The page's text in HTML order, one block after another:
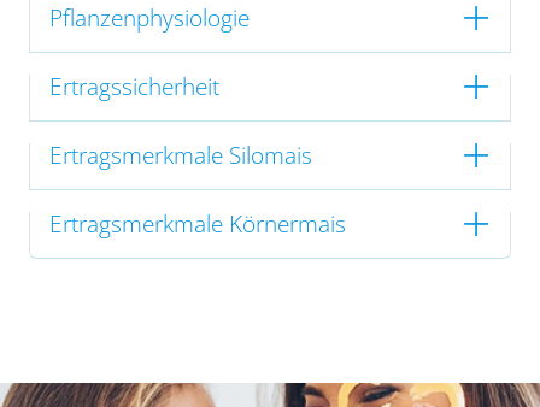
Pflanzenphysiologie
Ertragssicherheit
Ertragsmerkmale Silomais
Ertragsmerkmale Körnermais